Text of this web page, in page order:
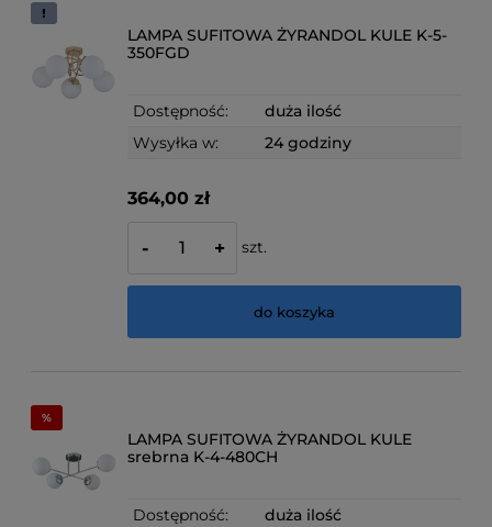
LAMPA SUFITOWA ŻYRANDOL KULE K-5-
350FGD
Dostępność:
duża ilość
Wysyłka w:
24 godziny
364,00 zł
- + szt.
do koszyka
LAMPA SUFITOWA ŻYRANDOL KULE
srebrna K-4-480CH
Dostępność:
duża ilość